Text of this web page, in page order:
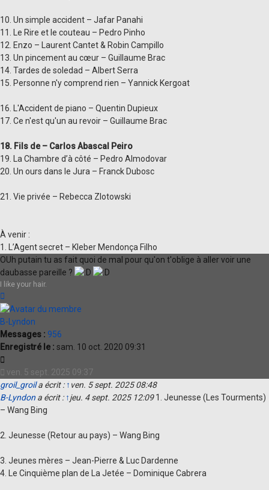
10. Un simple accident – Jafar Panahi
11. Le Rire et le couteau – Pedro Pinho
12. Enzo – Laurent Cantet & Robin Campillo
13. Un pincement au cœur – Guillaume Brac
14. Tardes de soledad – Albert Serra
15. Personne n'y comprend rien – Yannick Kergoat
16. L'Accident de piano – Quentin Dupieux
17. Ce n'est qu'un au revoir – Guillaume Brac
18. Fils de – Carlos Abascal Peiro
19. La Chambre d’à côté – Pedro Almodovar
20. Un ours dans le Jura – Franck Dubosc
21. Vie privée – Rebecca Zlotowski
À venir :
1. L’Agent secret – Kleber Mendonça Filho
OUh putain tu as fait quoi de mal pour qu'on t'oblige à aller voir une
daubasse pareille ?
I like your hair.
B-Lyndon
Messages : 956
Enregistré le : sam. 10 oct. 2020 09:31
ven. 5 sept. 2025 09:37
groil_groila écrit : ↑ ven. 5 sept. 2025 08:48
B-Lyndon a écrit : ↑jeu. 4 sept. 2025 12:091. Jeunesse (Les Tourments)
– Wang Bing
2. Jeunesse (Retour au pays) – Wang Bing
3. Jeunes mères – Jean-Pierre & Luc Dardenne
4. Le Cinquième plan de La Jetée – Dominique Cabrera